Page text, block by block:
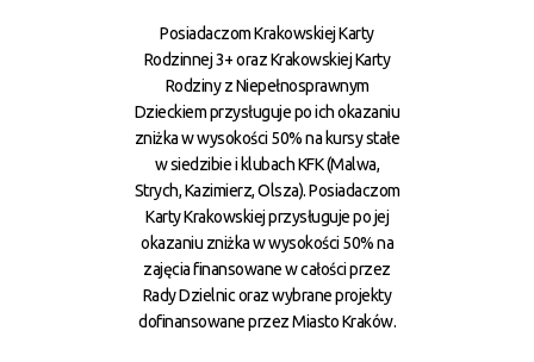
Posiadaczom Krakowskiej Karty
Rodzinnej 3+ oraz Krakowskiej Karty
Rodziny z Niepełnosprawnym
Dzieckiem przysługuje po ich okazaniu
zniżka w wysokości 50% na kursy stałe
w siedzibie i klubach KFK (Malwa,
Strych, Kazimierz, Olsza). Posiadaczom
Karty Krakowskiej przysługuje po jej
okazaniu zniżka w wysokości 50% na
zajęcia finansowane w całości przez
Rady Dzielnic oraz wybrane projekty
dofinansowane przez Miasto Kraków.